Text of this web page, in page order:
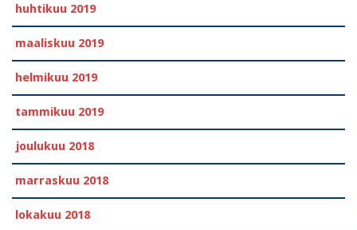
huhtikuu 2019
maaliskuu 2019
helmikuu 2019
tammikuu 2019
joulukuu 2018
marraskuu 2018
lokakuu 2018